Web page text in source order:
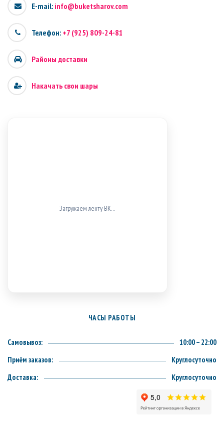
E-mail: info@buketsharov.com
Телефон: +7 (925) 809-24-81
Районы доставки
Накачать свои шары
Загружаем ленту ВК…
ЧАСЫ РАБОТЫ
Самовывоз:
10:00 – 22:00
Приём заказов:
Круглосуточно
Доставка:
Круглосуточно